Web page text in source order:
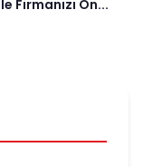
Firmanızı Ön...